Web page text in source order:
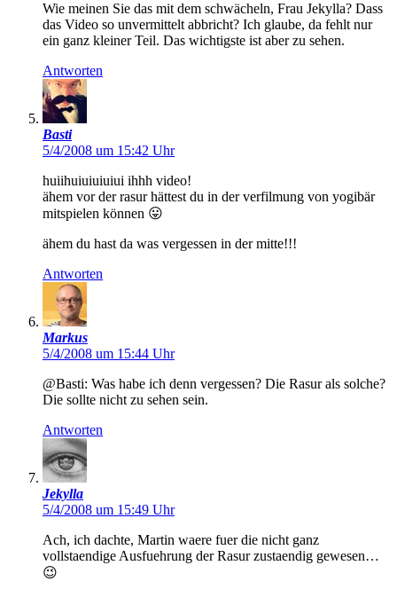
Wie meinen Sie das mit dem schwächeln, Frau Jekylla? Dass
das Video so unvermittelt abbricht? Ich glaube, da fehlt nur
ein ganz kleiner Teil. Das wichtigste ist aber zu sehen.
Antworten
Basti
5/4/2008 um 15:42 Uhr
huiihuiuiuiuiui ihhh video!
ähem vor der rasur hättest du in der verfilmung von yogibär
mitspielen können 😛
ähem du hast da was vergessen in der mitte!!!
Antworten
Markus
5/4/2008 um 15:44 Uhr
@Basti: Was habe ich denn vergessen? Die Rasur als solche?
Die sollte nicht zu sehen sein.
Antworten
Jekylla
5/4/2008 um 15:49 Uhr
Ach, ich dachte, Martin waere fuer die nicht ganz
vollstaendige Ausfuehrung der Rasur zustaendig gewesen…
😉